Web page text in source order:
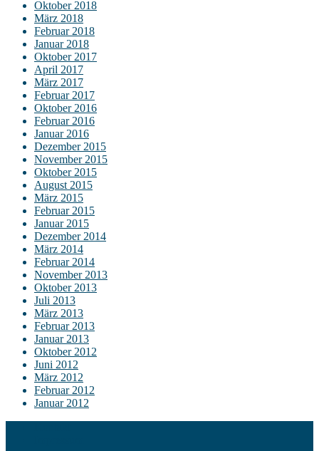
Oktober 2018
März 2018
Februar 2018
Januar 2018
Oktober 2017
April 2017
März 2017
Februar 2017
Oktober 2016
Februar 2016
Januar 2016
Dezember 2015
November 2015
Oktober 2015
August 2015
März 2015
Februar 2015
Januar 2015
Dezember 2014
März 2014
Februar 2014
November 2013
Oktober 2013
Juli 2013
März 2013
Februar 2013
Januar 2013
Oktober 2012
Juni 2012
März 2012
Februar 2012
Januar 2012